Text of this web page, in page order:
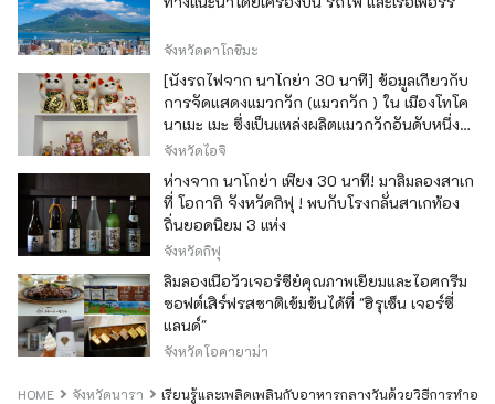
จังหวัดคาโกชิมะ
[นั่งรถไฟจาก นาโกย่า 30 นาที] ข้อมูลเกี่ยวกับ
การจัดแสดงแมวกวัก (แมวกวัก ) ใน เมืองโทโค
นาเมะ เมะ ซึ่งเป็นแหล่งผลิตแมวกวักอันดับหนึ่ง
ของญี่ปุ่น
จังหวัดไอจิ
ห่างจาก นาโกย่า เพียง 30 นาที! มาลิ้มลองสาเก
ที่ โอกากิ จังหวัดกิฟุ ! พบกับโรงกลั่นสาเกท้อง
ถิ่นยอดนิยม 3 แห่ง
จังหวัดกิฟุ
ลิ้มลองเนื้อวัวเจอร์ซีย์คุณภาพเยี่ยมและไอศกรีม
ซอฟต์เสิร์ฟรสชาติเข้มข้นได้ที่ "ฮิรุเซ็น เจอร์ซี่
แลนด์"
จังหวัดโอคายาม่า
HOME จังหวัดนารา เรียนรู้และเพลิดเพลินกับอาหารกลางวันด้วยวิธีการทำอา